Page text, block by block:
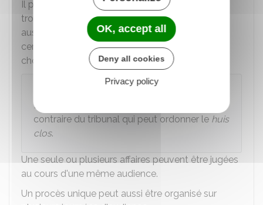
Il peut par exemple expulser une personne qui
trouble les débats y compris le prévenu. Il peut
aussi interdire l'accès de la salle aux mineurs ou
certains d'entre eux si les débats risquent de les
choquer.
L'audience est publique sauf décision
contraire du tribunal qui peut ordonner le huis
clos.
Une seule ou plusieurs affaires peuvent être jugées
au cours d'une même audience.
Un procès unique peut aussi être organisé sur
OK, accept all
Deny all cookies
Privacy policy